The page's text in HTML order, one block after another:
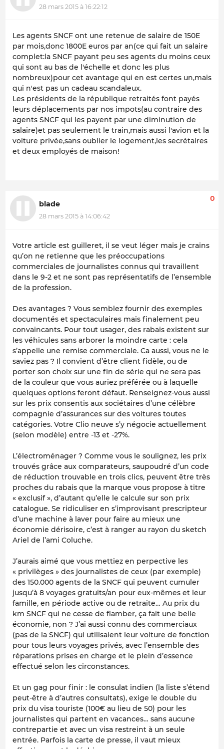
28 mars 2015 à 16:22:12
Les agents SNCF ont une retenue de salaire de 150E
par mois,donc 1800E euros par an(ce qui fait un salaire
complet:la SNCF payant peu ses agents du moins ceux
qui sont au bas de l'échelle et donc les plus
nombreux)pour cet avantage qui en est certes un,mais
qui n'est pas un cadeau scandaleux.
Les présidents de la république retraités font payés
leurs déplacements par nos impots(au contraire des
agents SNCF qui les payent par une diminution de
salaire)et pas seulement le train,mais aussi l'avion et la
voiture privée,sans oublier le logement,les secrétaires
et deux employés de maison!
blade
28 mars 2015 à 14:06:42
0
Votre article est guilleret, il se veut léger mais je crains
qu’on ne retienne que les préoccupations
commerciales de journalistes connus qui travaillent
dans le 9-2 et ne sont pas représentatifs de l’ensemble
de la profession.
Des avantages ? Vous semblez fournir des exemples
documentés et spectaculaires mais finalement peu
convaincants. Pour tout usager, des rabais existent sur
les véhicules sans arborer la moindre carte : cela
s’appelle une remise commerciale. Ca aussi, vous ne le
saviez pas ? Il convient d’être client fidèle, ou de
porter son choix sur une fin de série qui ne sera pas
de la couleur que vous auriez préférée ou à laquelle
quelques options feront défaut. Renseignez-vous aussi
sur les prix consentis aux sociétaires d’une célèbre
compagnie d’assurances sur des voitures toutes
catégories. Votre Clio neuve s’y négocie actuellement
(selon modèle) entre -13 et -27%.
L’électroménager ? Comme vous le soulignez, les prix
trouvés grâce aux comparateurs, saupoudré d’un code
de réduction trouvable en trois clics, peuvent être très
proches du rabais que la marque vous propose à titre
« exclusif », d’autant qu’elle le calcule sur son prix
catalogue. Se ridiculiser en s’improvisant prescripteur
d’une machine à laver pour faire au mieux une
économie dérisoire, c’est à ranger au rayon du sketch
Ariel de l’ami Coluche.
J’aurais aimé que vous mettiez en perpective les
« privilèges » des journalistes de ceux (par exemple)
des 150.000 agents de la SNCF qui peuvent cumuler
jusqu’à 8 voyages gratuits/an pour eux-mêmes et leur
famille, en période active ou de retraite… Au prix du
km SNCF qui ne cesse de flamber, ça fait une belle
économie, non ? J’ai aussi connu des commerciaux
(pas de la SNCF) qui utilisaient leur voiture de fonction
pour tous leurs voyages privés, avec l’ensemble des
réparations prises en charge et le plein d’essence
effectué selon les circonstances.
Et un gag pour finir : le consulat indien (la liste s’étend
peut-être à d’autres consultats), exige le double du
prix du visa touriste (100€ au lieu de 50) pour les
journalistes qui partent en vacances… sans aucune
contrepartie et avec un visa restreint à un seule
entrée. Parfois la carte de presse, il vaut mieux